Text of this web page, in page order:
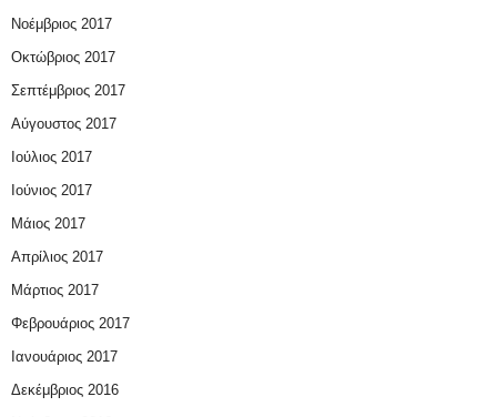
Νοέμβριος 2017
Οκτώβριος 2017
Σεπτέμβριος 2017
Αύγουστος 2017
Ιούλιος 2017
Ιούνιος 2017
Μάιος 2017
Απρίλιος 2017
Μάρτιος 2017
Φεβρουάριος 2017
Ιανουάριος 2017
Δεκέμβριος 2016